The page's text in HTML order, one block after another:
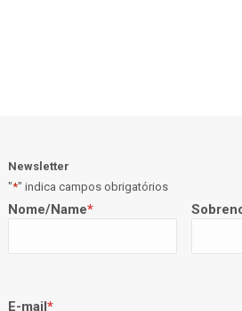
Newsletter
"*" indica campos obrigatórios
Nome/Name*
E-mail*